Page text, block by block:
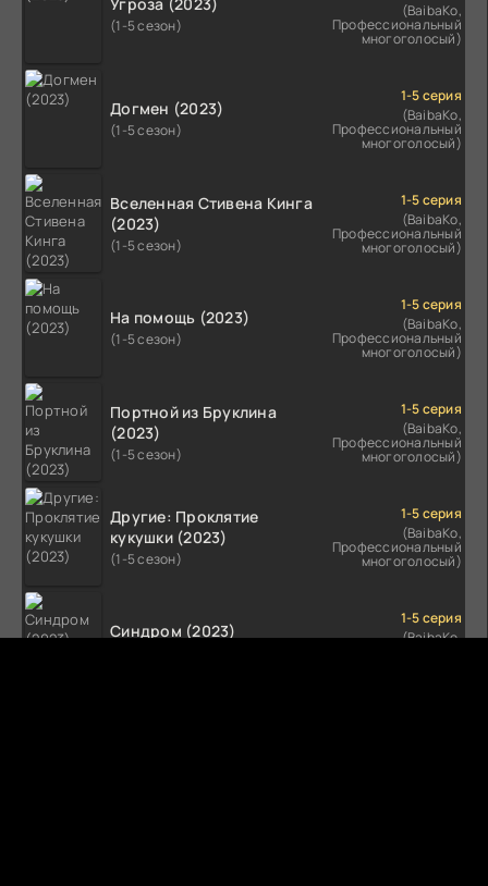
Угроза (2023)
(1-5 сезон)
(BaibaKo,
Профессиональный
многоголосый)
Догмен (2023)
(1-5 сезон)
1-5 серия
(BaibaKo,
Профессиональный
многоголосый)
Вселенная Стивена Кинга
(2023)
(1-5 сезон)
1-5 серия
(BaibaKo,
Профессиональный
многоголосый)
На помощь (2023)
(1-5 сезон)
1-5 серия
(BaibaKo,
Профессиональный
многоголосый)
Портной из Бруклина
(2023)
(1-5 сезон)
1-5 серия
(BaibaKo,
Профессиональный
многоголосый)
Другие: Проклятие
кукушки (2023)
(1-5 сезон)
1-5 серия
(BaibaKo,
Профессиональный
многоголосый)
Синдром (2023)
1-5 серия
(BaibaKo,